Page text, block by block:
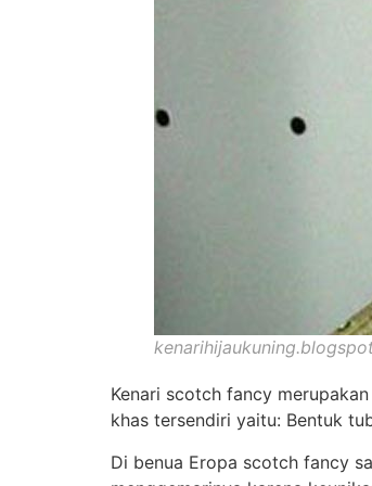
Kenari scotch fancy
khas tersendiri yaitu: Bentuk
Di benua Eropa scotch fancy